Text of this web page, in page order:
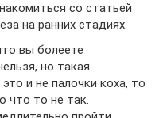
со статьей
на ранних стадиях.
вы болеете
но такая
и не палочки коха, то
что то не так.